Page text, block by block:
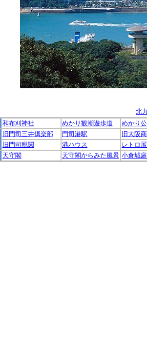
北
和布刈神社 めかり観潮遊歩道 めかり
旧門司三井倶楽部 門司港駅
旧大阪
旧門司税関
港ハウス
レトロ
天守閣 天守閣からみた風景 小倉城